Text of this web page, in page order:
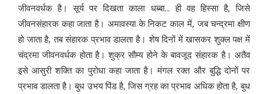
जीवनवर्धक है। सूर्य पर दिखता काला धब्बा... ही वह हिस्सा है, जिसे
जीवनसंहारक कहा जाता है। अमावस्या के निकट काल में, जब चन्द्रमा क्षीण
हो जाता है, तब संहारक प्रभाव डालता है। शेष दिनों में खासकर शुक्ल पक्ष में
चंद्रमा जीवनवर्धक होता है। शुक्र सौम्य होने के बावजूद संहारक है। अतैव
इसे आसुरी शक्ति का पुरोधा कहा जाता है। मंगल रक्त और बुद्धि दोनों पर
प्रभाव डालता है। बुध उभय पिंड है, जिस ग्रह का प्रभाव अधिक होता है, बुध